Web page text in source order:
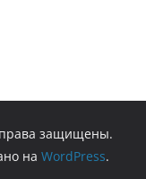
защищены.
на WordPress.